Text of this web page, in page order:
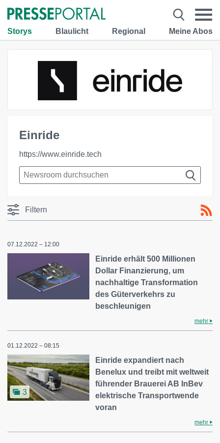
Storys Blaulicht Regional Meine Abos
Einride
https://www.einride.tech
Filtern
07.12.2022 – 12:00
Einride erhält 500 Millionen
Dollar Finanzierung, um
nachhaltige Transformation
des Güterverkehrs zu
beschleunigen
mehr
01.12.2022 – 08:15
3
Einride expandiert nach
Benelux und treibt mit weltweit
führender Brauerei AB InBev
elektrische Transportwende
voran
mehr